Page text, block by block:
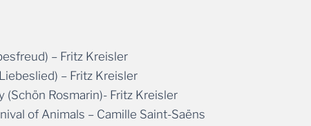
– Fritz Kreisler
– Fritz Kreisler
(Schön Rosmarin)- Fritz Kreisler
of Animals – Camille Saint-Saëns